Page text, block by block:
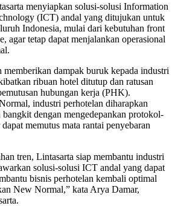
menyiapkan solusi-solusi Information
(ICT) andal yang ditujukan untuk
Indonesia, mulai dari kebutuhan front
agar tetap dapat menjalankan operasional
dampak buruk kepada industri
ribuan hotel ditutup dan ratusan
hubungan kerja (PHK).
industri perhotelan diharapkan
dengan mengedepankan protokol-
memutus mata rantai penyebaran
tren, Lintasarta siap membantu industri
solusi-solusi ICT andal yang dapat
bisnis perhotelan kembali optimal
New Normal,” kata Arya Damar,